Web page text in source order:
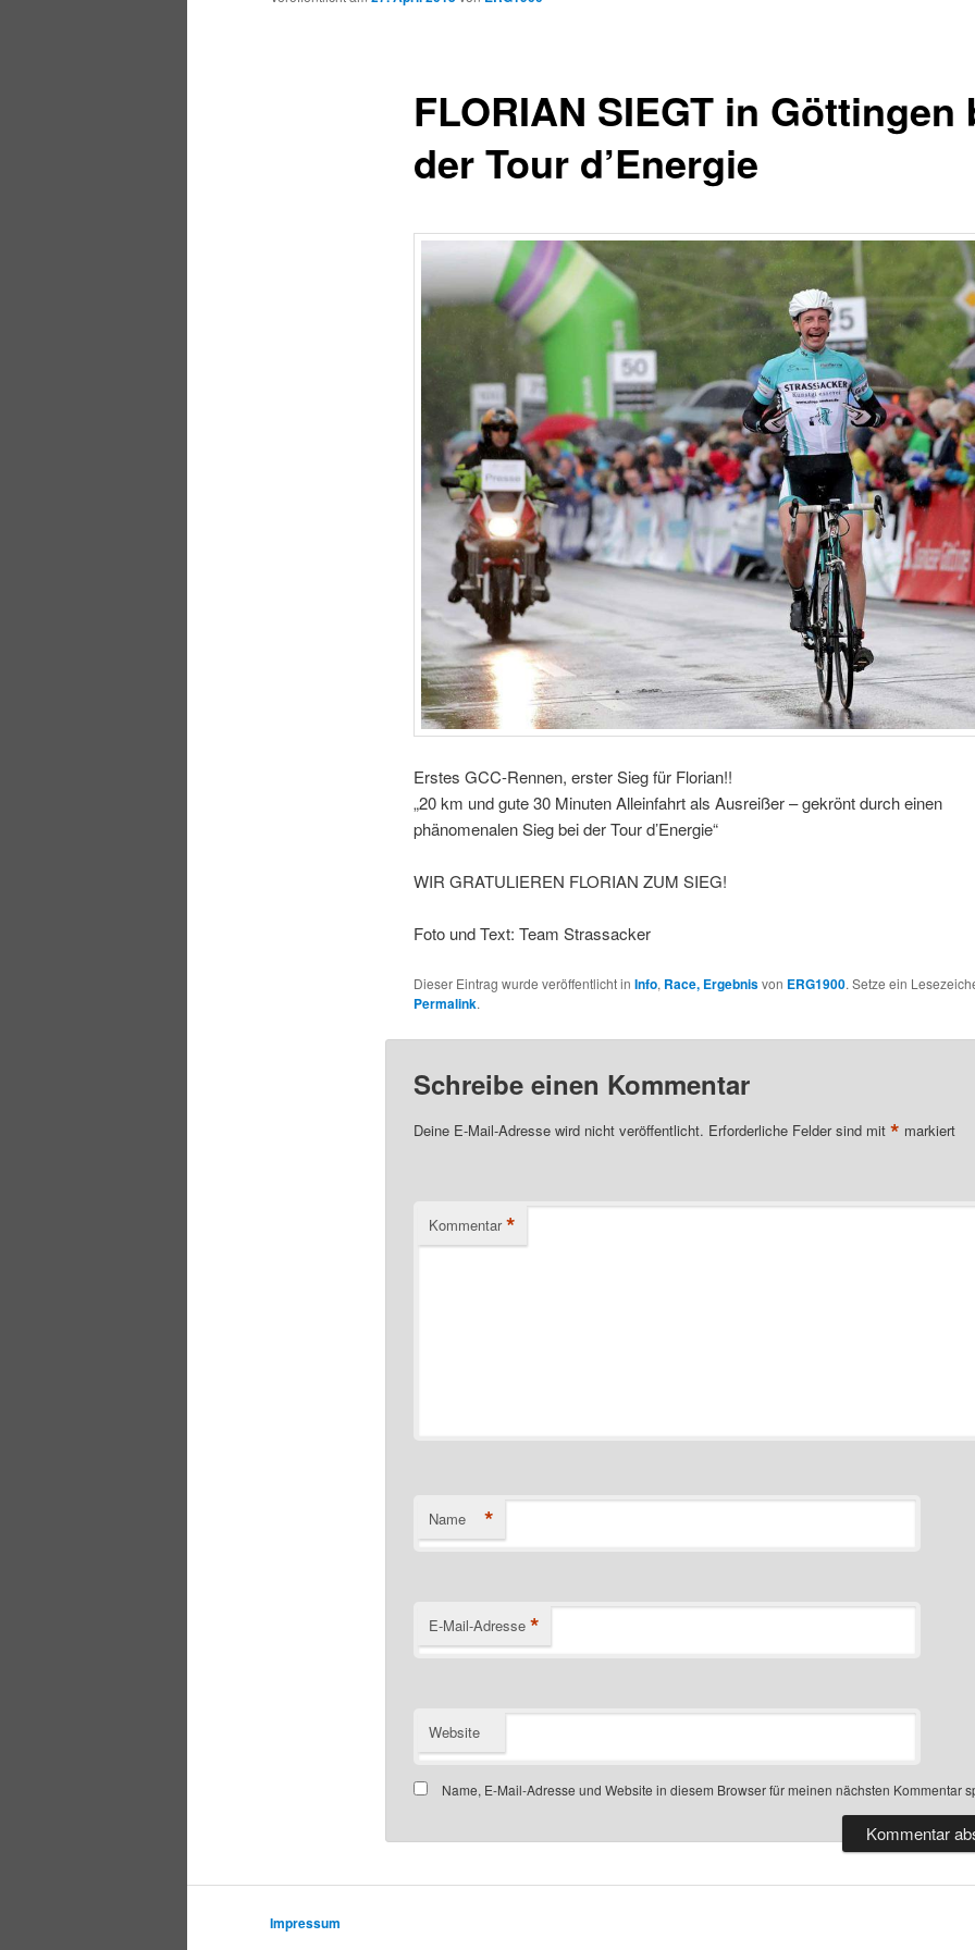
FLORIAN SIEGT in Göttingen
der Tour d’Energie
Erstes GCC-Rennen, erster Sieg für Florian!!
„20 km und gute 30 Minuten Alleinfahrt als Ausreißer – gekrönt durch einen
phänomenalen Sieg bei der Tour d’Energie“
WIR GRATULIEREN FLORIAN ZUM SIEG!
Foto und Text: Team Strassacker
Dieser Eintrag wurde veröffentlicht in Info, Race, Ergebnisvon ERG1900. Setze ein
Permalink.
Schreibe einen Kommentar
Deine E-Mail-Adresse wird nicht veröffentlicht. Erforderliche Felder sind mit * markiert
Kommentar *
Name *
E-Mail-Adresse *
Website
Name, E-Mail-Adresse und Website in diesem Browser für meinen nächsten Kommentar
Impressum